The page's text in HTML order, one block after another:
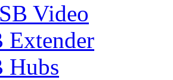
Video
Extender
Hubs